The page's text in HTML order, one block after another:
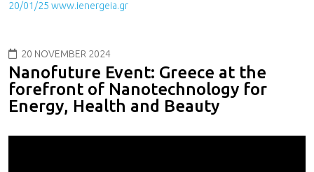
20/01/25 www.ienergeia.gr
20 NOVEMBER 2024
Nanofuture Event: Greece at the
forefront of Nanotechnology for
Energy, Health and Beauty